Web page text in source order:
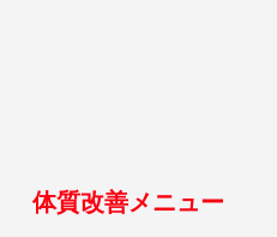
体質改善メニュー